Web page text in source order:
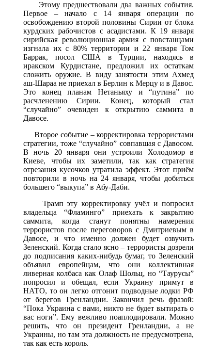
Этому предшествовали два важных события.
Первое – начало с 14 января операции по
освобождению второй половины Сирии от блока
курдских рабочистов с асадистами. К 19 января
сирийская революционная армия с повстанцами
изгнала их с 80% территории и 22 января Том
Баррак, посол США в Турции, находясь в
иракском Курдистане, предложил их остаткам
сложить оружие. В виду занятости этим Ахмед
аш-Шараа не приехал в Берлин к Мерцу и в Давос.
Это конец планам Нетаньяху и “путина” по
расчленению Сирии. Конец, который стал
“случайно” очевиден к открытию саммита в
Давосе.
Второе событие – корректировка террористами
стратегии, тоже “случайно” совпавшая с Давосом.
В ночь 20 января они устроили Холодомор в
Киеве, чтобы их заметили, так как стратегия
отрезания кусочков утратила эффект. Этот приём
повторили в ночь на 24 января, чтобы добиться
большего “выкупа” в Абу-Даби.
Трамп эту корректировку учёл и попросил
владельца “Фламинго” приехать к закрытию
саммита, когда станут понятны намерения
террористов после переговоров с Дмитриевым в
Давосе, и что именно должен будет озвучить
Зеленский. Когда стало ясно – террористы дозрели
до подписания каких-нибудь бумаг, то Зеленский
объявил европейцам, что они коллективная
ливерная колбаса как Олаф Шольц, но “Таурусы”
попросил и обещал, если Украину примут в
НАТО, то он легко отгонит подводные лодки РФ
от берегов Гренландии. Закончил речь фразой:
“Пока Украина с вами, никто не будет вытирать о
вас ноги”. Ему вежливо поаплодировали. Можно
решить, что он президент Гренландии, а не
Украины, но там эта должность не предусмотрена,
так как есть король.